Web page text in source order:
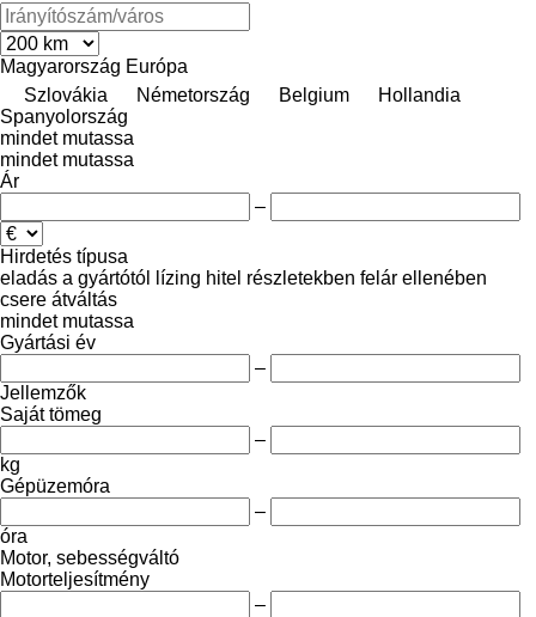
Magyarország Európa
Szlovákia
Németország Belgium
Hollandia
Spanyolország
mindet mutassa
mindet mutassa
Ár
–
Hirdetés típusa
eladás a gyártótól lízing hitel részletekben felár ellenében
csere átváltás
mindet mutassa
Gyártási év
–
Jellemzők
Saját tömeg
–
kg
Gépüzemóra
–
óra
Motor, sebességváltó
Motorteljesítmény
–